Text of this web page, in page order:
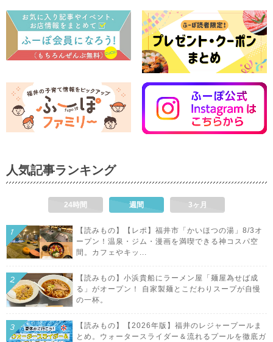
人気記事ランキング
24時間 週間 3ヶ月
【読みもの】【レポ】福井市「かいほつの湯」8/3オ
ープン！温泉・ジム・漫画を満喫できる神コスパ空
間。カフェやキッ...
【読みもの】小浜貴船にラーメン屋「麺屋為せば成
る」がオープン！ 自家製麺とこだわりスープが自慢
の一杯。
【読みもの】【2026年版】福井のレジャープールま
とめ。ウォータースライダー＆流れるプールを徹底ガ